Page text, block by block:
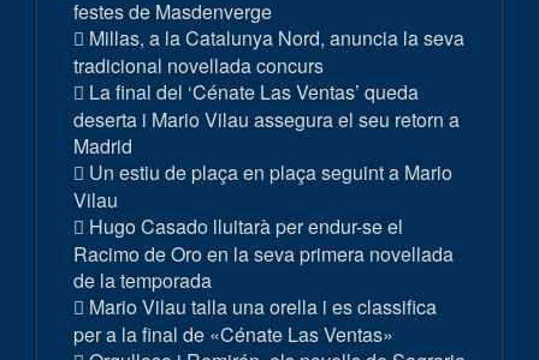
festes de Masdenverge
Millas, a la Catalunya Nord, anuncia la seva
tradicional novellada concurs
La final del ‘Cénate Las Ventas’ queda
deserta i Mario Vilau assegura el seu retorn a
Madrid
Un estiu de plaça en plaça seguint a Mario
Vilau
Hugo Casado lluitarà per endur-se el
Racimo de Oro en la seva primera novellada
de la temporada
Mario Vilau talla una orella i es classifica
per a la final de «Cénate Las Ventas»